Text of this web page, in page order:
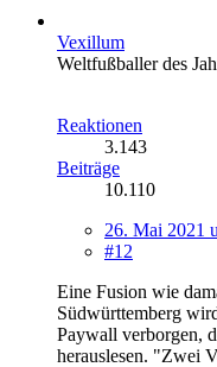
Vexillum
Weltfußballer des
Reaktionen
3.143
Beiträge
10.110
26. Mai 2021
#12
Eine Fusion wie
Südwürttemberg
Paywall verborgen,
herauslesen. "Zwei